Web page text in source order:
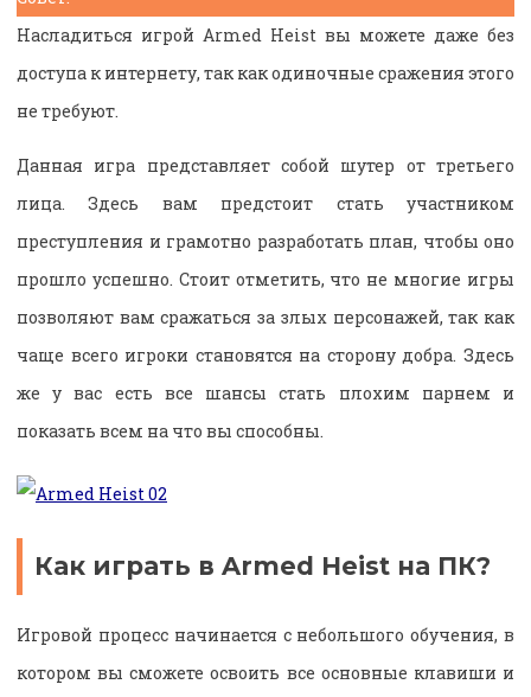
Насладиться игрой Armed Heist вы можете даже без
доступа к интернету, так как одиночные сражения этого
не требуют.
Данная игра представляет собой шутер от третьего
лица. Здесь вам предстоит стать участником
преступления и грамотно разработать план, чтобы оно
прошло успешно. Стоит отметить, что не многие игры
позволяют вам сражаться за злых персонажей, так как
чаще всего игроки становятся на сторону добра. Здесь
же у вас есть все шансы стать плохим парнем и
показать всем на что вы способны.
Как играть в Armed Heist на ПК?
Игровой процесс начинается с небольшого обучения, в
котором вы сможете освоить все основные клавиши и